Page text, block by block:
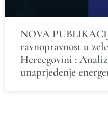
NOVA
ravnopravnost u
Hercegovini :
unaprjeđenje